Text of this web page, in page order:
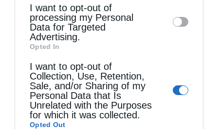
disclose it to other third parties.
I want to opt-out of
processing my Personal
Data for Targeted
Advertising.
Opted In
I want to opt-out of
Collection, Use, Retention,
Sale, and/or Sharing of my
Personal Data that Is
Unrelated with the Purposes
for which it was collected.
Opted Out
Σταυρό με δωρεά επιχειρησιακού εξοπλισμού για
την αντιμετώπιση των καταστροφικών
πυρκαγιών
Η “Κιβωτός της Ορθοδοξίας” σε όλα τα περίπτερα
Δημητριάδος Ιγνάτιος: «Η Παναγία μας δείχνει